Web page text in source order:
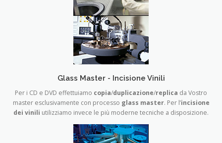
Glass Master - Incisione Vinili
Per i CD e DVD effettuiamo copia/duplicazione/replica da Vostro
master esclusivamente con processo glass master. Per l’incisione
dei vinili utilizziamo invece le più moderne tecniche a disposizione.